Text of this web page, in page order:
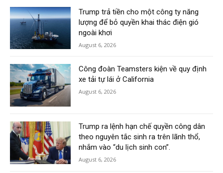
Trump trả tiền cho một công ty năng
lượng để bỏ quyền khai thác điện gió
ngoài khơi
August 6, 2026
Công đoàn Teamsters kiện về quy định
xe tải tự lái ở California
August 6, 2026
Trump ra lệnh hạn chế quyền công dân
theo nguyên tắc sinh ra trên lãnh thổ,
nhắm vào “du lịch sinh con”.
August 6, 2026